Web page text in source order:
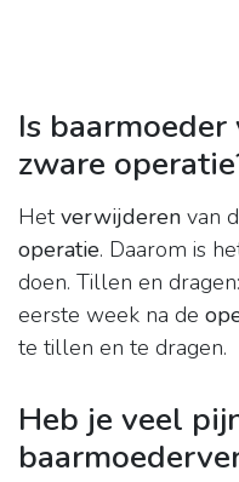
Is
zware
Hetverwijderen van
operatie. Daarom is
doen. Tillen en
eerste week na de
te tillen en te dragen.
Heb je veel